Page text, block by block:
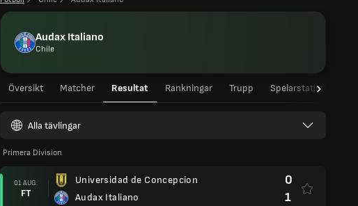
Audax Italiano
Chile
Översikt Matcher Resultat Rankningar Trupp Spelarstatistik
Alla tävlingar
Primera Division
01 AUG.
FT
Universidad de Concepcion
Audax Italiano
0
1